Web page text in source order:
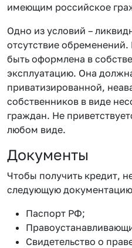
имеющим российское
Одно из условий –
отсутствие
быть оформлена в
эксплуатацию. Она
приватизированной,
собственников в виде
граждан. Не
любом виде.
Документы
Чтобы получить кредит,
следующую
Паспорт РФ;
Свидетельство о